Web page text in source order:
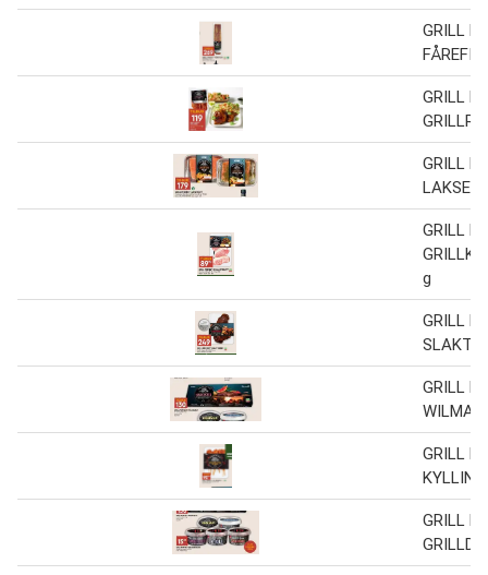
GRILL
GRILL
GRILL
GRILL
g
GRILL
GRILL
GRILL
GRILL